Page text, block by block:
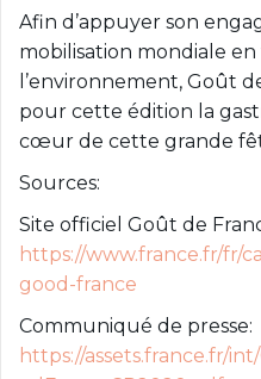
Afin d’appuyer son
mobilisation mondiale
l’environnement, Goût
pour cette édition la
cœur de cette grande
Sources:
Site officiel Goût de
https://www.france.fr/fr/
good-france
Communiqué de presse:
https://assets.france.fr/